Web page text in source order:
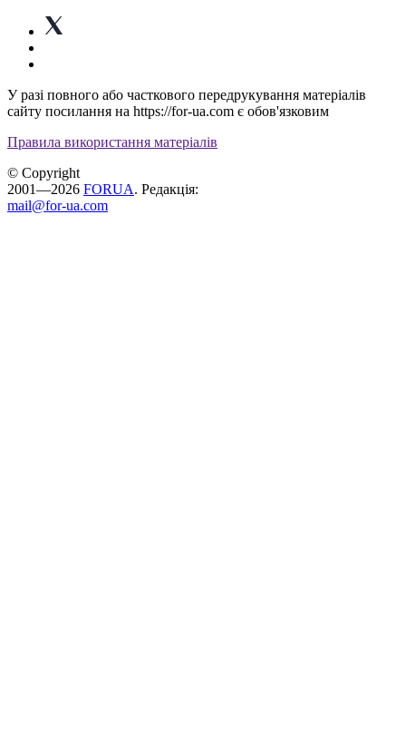
У разі повного або часткового передрукування матеріалів
сайту посилання на https://for-ua.com є обов'язковим
Правила використання матеріалів
© Copyright
2001—2026 FORUA. Редакція:
mail@for-ua.com